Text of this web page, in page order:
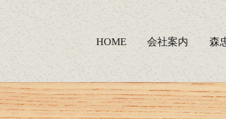
HOME 会社案内 森